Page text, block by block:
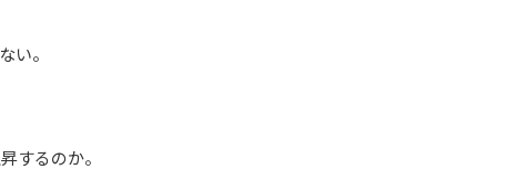
い。
するのか。